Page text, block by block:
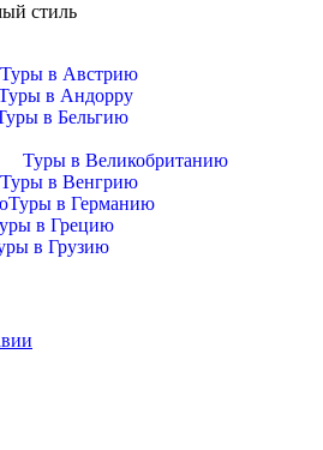
стиль
Туры в Австрию
в Андорру
в Бельгию
Туры в Великобританию
Туры в Венгрию
Туры в Германию
в Грецию
в Грузию